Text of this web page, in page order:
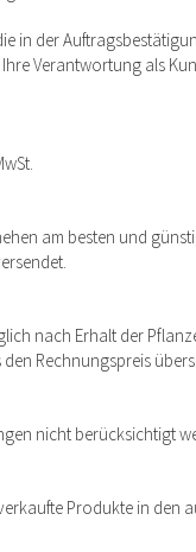
in der
Verantwortung als
am besten und
nach Erhalt der
Rechnungspreis
nicht berücksichtigt
Produkte in den